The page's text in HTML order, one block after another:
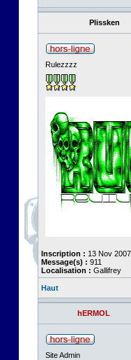
Plissken
Rulezzzz
Inscription : 13 Nov
Message(s) : 911
Localisation : Gallifrey
Haut
hERMOL
Site Admin